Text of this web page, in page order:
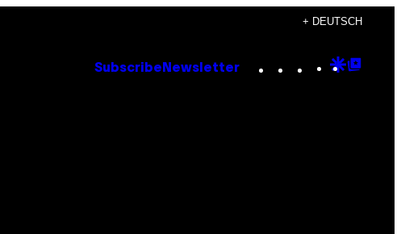
+ DEUTSCH
Subscribe Newsletter Instagram
TikTok
YouTube
Google